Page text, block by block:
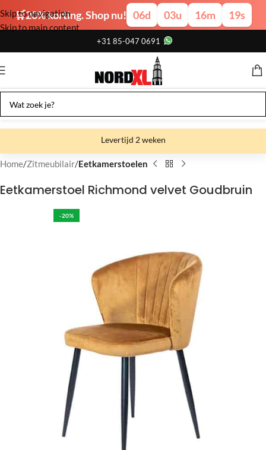
🛒20% korting. Shop nu! 06d 03u 16m 19s
Skip to navigation
Skip to main content
+31 85-047 0691
Levertijd 2 weken
Gratis verzending
Gratis afhalen
Home Zitmeubilair Eetkamerstoelen
Eetkamerstoel Richmond velvet Goudbruin
-20%